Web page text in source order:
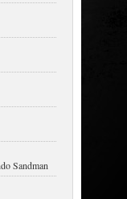
Sandman